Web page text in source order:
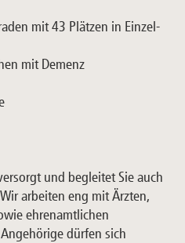
mit 43 Plätzen in Einzel-
mit Demenz
und begleitet Sie auch
arbeiten eng mit Ärzten,
ehrenamtlichen
dürfen sich